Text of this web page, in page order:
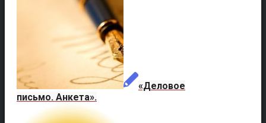
«Деловое
письмо. Анкета».